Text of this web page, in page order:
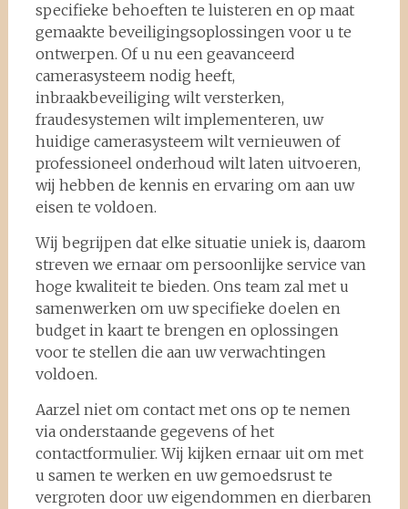
specifieke behoeften te luisteren en op maat
gemaakte beveiligingsoplossingen voor u te
ontwerpen. Of u nu een geavanceerd
camerasysteem nodig heeft,
inbraakbeveiliging wilt versterken,
fraudesystemen wilt implementeren, uw
huidige camerasysteem wilt vernieuwen of
professioneel onderhoud wilt laten uitvoeren,
wij hebben de kennis en ervaring om aan uw
eisen te voldoen.
Wij begrijpen dat elke situatie uniek is, daarom
streven we ernaar om persoonlijke service van
hoge kwaliteit te bieden. Ons team zal met u
samenwerken om uw specifieke doelen en
budget in kaart te brengen en oplossingen
voor te stellen die aan uw verwachtingen
voldoen.
Aarzel niet om contact met ons op te nemen
via onderstaande gegevens of het
contactformulier. Wij kijken ernaar uit om met
u samen te werken en uw gemoedsrust te
vergroten door uw eigendommen en dierbaren